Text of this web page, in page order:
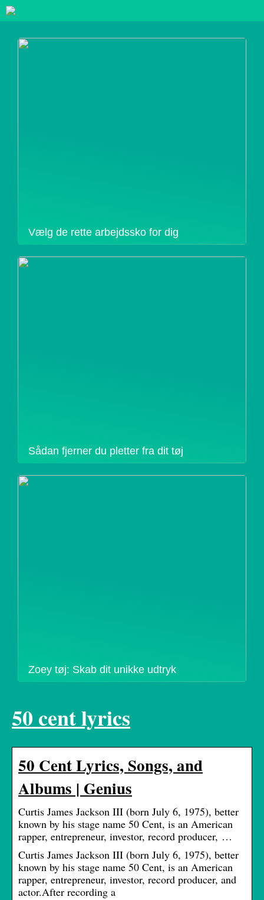
Vælg de rette arbejdssko for dig
Sådan fjerner du pletter fra dit tøj
Zoey tøj: Skab dit unikke udtryk
50 cent lyrics
50 Cent Lyrics, Songs, and
Albums | Genius
Curtis James Jackson III (born July 6, 1975), better
known by his stage name 50 Cent, is an American
rapper, entrepreneur, investor, record producer, …
Curtis James Jackson III (born July 6, 1975), better
known by his stage name 50 Cent, is an American
rapper, entrepreneur, investor, record producer, and
actor.After recording a